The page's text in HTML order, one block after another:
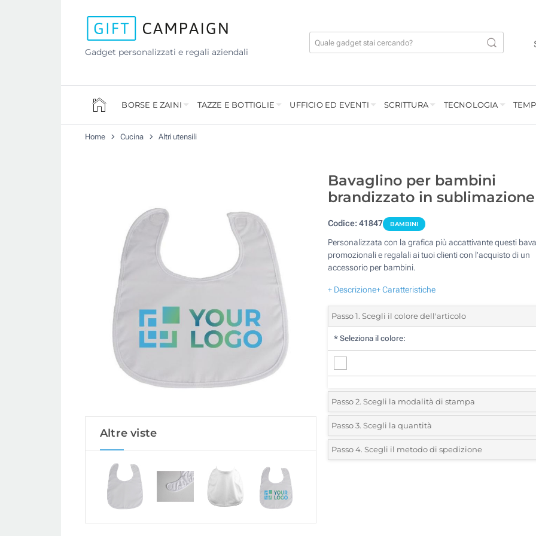
Gadget personalizzati e regali aziendali
BORSE E ZAINI TAZZE E BOTTIGLIE UFFICIO ED EVENTI SCRITTURA TECNOLOGIA
Home Cucina Altri utensili
Altre viste
Bavaglino per bambini
brandizzato in sublimazione
Codice: 41847 BAMBINI
Personalizzata con la grafica più accattivante questi
promozionali e regalali ai tuoi clienti con l'acquisto di un
accessorio per bambini.
+ Descrizione+ Caratteristiche
Passo 1. Scegli il colore dell'articolo
* Seleziona il colore:
Passo 2. Scegli la modalità di stampa
*Seleziona la posizione di stampa e il colore del vostro
1 Colore (Davanti)
Passo 3. Scegli la quantità
*Quantità desiderata:
Passo 4. Scegli il metodo di spedizione